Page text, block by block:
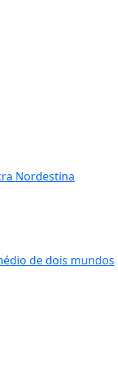
Nordestina
de dois mundos